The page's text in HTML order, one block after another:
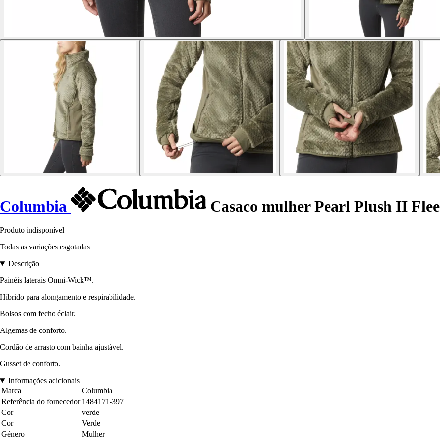
Columbia Casaco mulher Pearl Plush II
Produto indisponível
Todas as variações esgotadas
Descrição
Painéis laterais Omni-Wick™.
Híbrido para alongamento e respirabilidade.
Bolsos com fecho éclair.
Algemas de conforto.
Cordão de arrasto com bainha ajustável.
Gusset de conforto.
Informações adicionais
Marca
Columbia
Referência do fornecedor 1484171-397
Cor
verde
Cor
Verde
Género
Mulher